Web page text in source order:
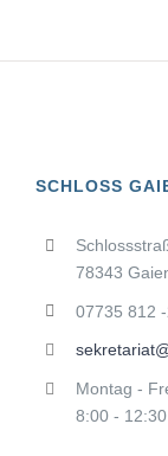
SCHLOSS
78343
07735 812
Montag -
8:00 - 12:30